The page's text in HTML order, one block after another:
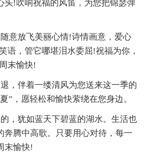
头!吹响祝福的风笛，为您把锦瑟弹
意放飞美丽心情!诗情画意，爱心
语，管它哪堪泪水委屈!祝福为你，
末愉快!
，伴着一缕清风为您送来这一季的
”，愿轻松和愉快萦绕在您身边。
，犹如蓝天下碧蓝的湖水。生活也
奔腾中高歌。只要用心对待，每一
末愉快!